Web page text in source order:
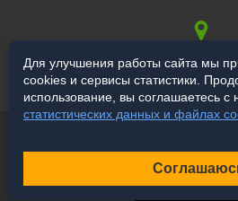
117519,г.
Варшавское
Продвижение
Для улучшения работы сайта мы
cookies и сервисы статистики.
использование, вы соглашаетесь с
статистических данных и файлах